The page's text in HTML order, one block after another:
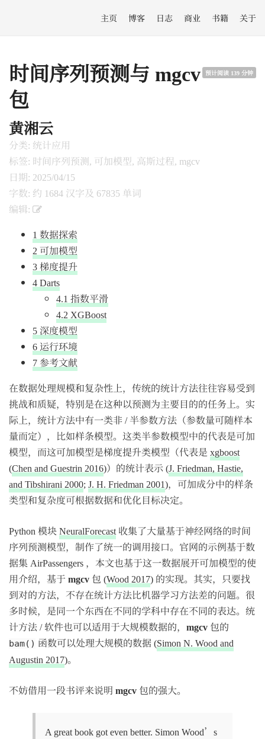
主页 博客 日志 商业 书籍 关于
预计阅读 139 分钟
时间序列预测与 mgcv
包
黄湘云
分类: 统计应用
标签: 时间序列预测, 可加模型, 高斯过程, mgcv
日期: 2025/04/15
字数: 约 1684 汉字及 67835 单词
编辑:
1 数据探索
2 可加模型
3梯度提升
4Darts
4.1 指数平滑
4.2XGBoost
5 深度模型
6 运行环境
7参考文献
在数据处理规模和复杂性上，传统的统计方法往往容易受到
挑战和质疑，特别是在这种以预测为主要目的的任务上。实
际上，统计方法中有一类非 / 半参数方法（参数量可随样本
量而定），比如样条模型。这类半参数模型中的代表是可加
模型，而这可加模型是梯度提升类模型（代表是 xgboost
(Chen and Guestrin 2016)）的统计表示 (J. Friedman, Hastie,
and Tibshirani 2000;J. H. Friedman 2001)，可加成分中的样条
类型和复杂度可根据数据和优化目标决定。
Python 模块NeuralForecast收集了大量基于神经网络的时间
序列预测模型，制作了统一的调用接口。官网的示例基于数
据集 AirPassengers ，本文也基于这一数据展开可加模型的使
用介绍，基于 mgcv 包 (Wood 2017) 的实现。其实，只要找
到对的方法，不存在统计方法比机器学习方法差的问题。很
多时候，是同一个东西在不同的学科中存在不同的表达。统
计方法 / 软件也可以适用于大规模数据的， mgcv 包的
bam() 函数可以处理大规模的数据 (Simon N. Wood and
Augustin 2017)。
不妨借用一段书评来说明 mgcv 包的强大。
A great book got even better. Simon Wood’s